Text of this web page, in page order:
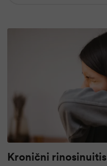
Kronični rinosinuitis